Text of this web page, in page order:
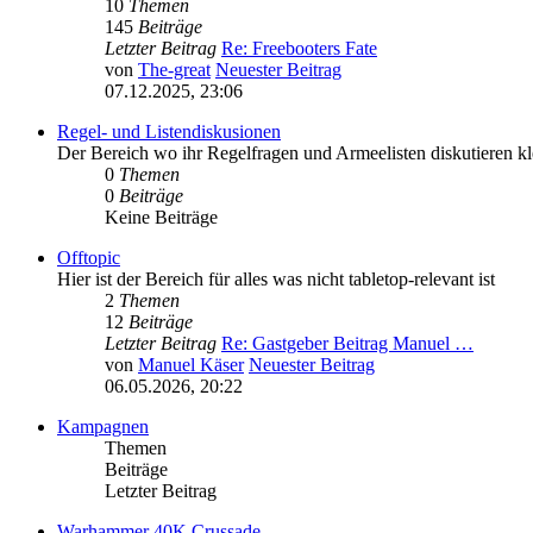
10 Themen
145 Beiträge
Letzter Beitrag Re: Freebooters Fate
von The-great Neuester Beitrag
07.12.2025, 23:06
Regel- und Listendiskusionen
Der Bereich wo ihr Regelfragen und Armeelisten diskutieren
0 Themen
0 Beiträge
Keine Beiträge
Offtopic
Hier ist der Bereich für alles was nicht tabletop-relevant ist
2 Themen
12 Beiträge
Letzter Beitrag Re: Gastgeber Beitrag Manuel …
von Manuel Käser Neuester Beitrag
06.05.2026, 20:22
Kampagnen
Themen
Beiträge
Letzter Beitrag